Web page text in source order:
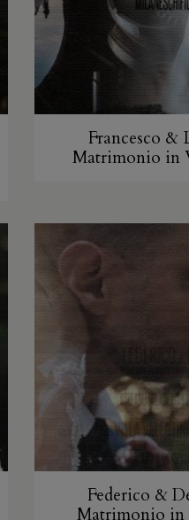
Francesco &
Matrimonio in
Federico &
Matrimonio in